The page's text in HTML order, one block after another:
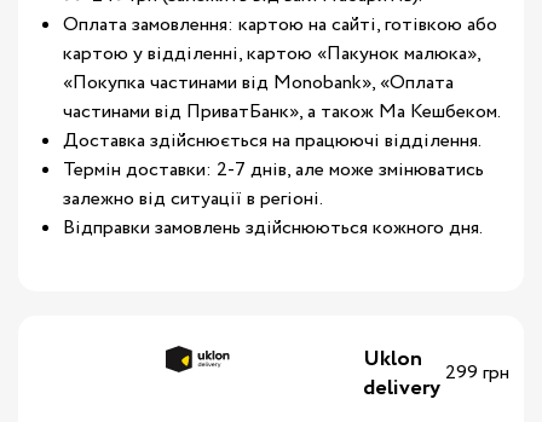
Оплата замовлення: картою на сайті, готівкою або
картою у відділенні, картою «Пакунок малюка»,
«Покупка частинами від Monobank», «Оплата
частинами від ПриватБанк», а також Ма Кешбеком.
Доставка здійснюється на працюючі відділення.
Термін доставки: 2-7 днів, але може змінюватись
залежно від ситуації в регіоні.
Відправки замовлень здійснюються кожного дня.
Uklon
delivery 299 грн